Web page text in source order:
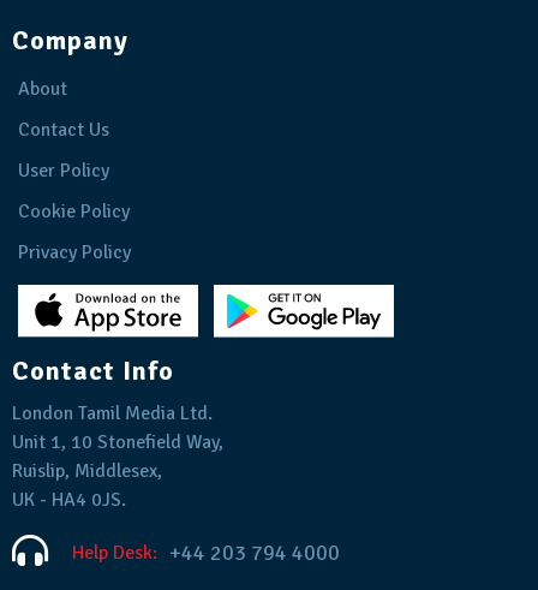
Company
About
Contact Us
User Policy
Cookie Policy
Privacy Policy
Contact Info
London Tamil Media Ltd.
Unit 1, 10 Stonefield Way,
Ruislip, Middlesex,
UK - HA4 0JS.
Help Desk: +44 203 794 4000